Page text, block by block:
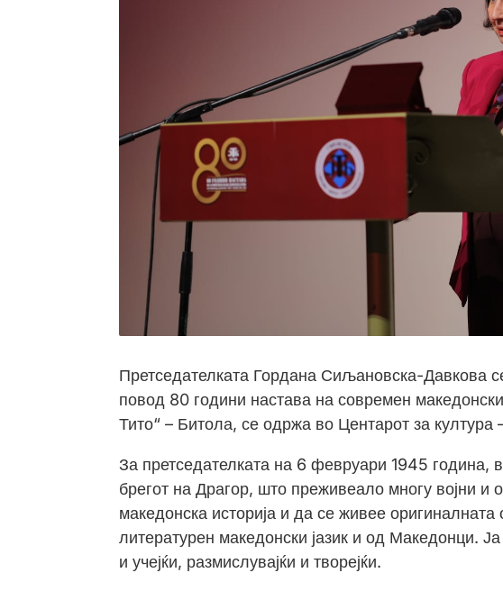
Претседателката Гордана Сиљановска-Давкова
повод 80 години настава на современ
Тито“ – Битола, се одржа во Центарот за култура
За претседателката на 6 февруари 1945 година,
брегот на Драгор, што преживеало многу војни и
македонска историја и да се живее
литературен македонски јазик и од Македонци.
и учејќи, размислувајќи и творејќи.